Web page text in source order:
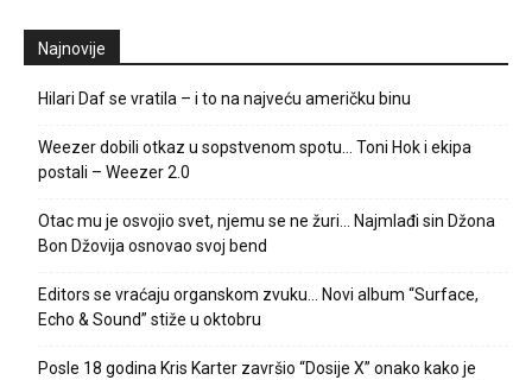
Najnovije
Hilari Daf se vratila – i to na najveću američku binu
Weezer dobili otkaz u sopstvenom spotu… Toni Hok i ekipa
postali – Weezer 2.0
Otac mu je osvojio svet, njemu se ne žuri… Najmlađi sin Džona
Bon Džovija osnovao svoj bend
Editors se vraćaju organskom zvuku… Novi album “Surface,
Echo & Sound” stiže u oktobru
Posle 18 godina Kris Karter završio “Dosije X” onako kako je